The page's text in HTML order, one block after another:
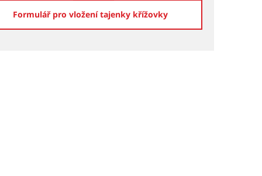
Formulář pro vložení tajenky křížovky